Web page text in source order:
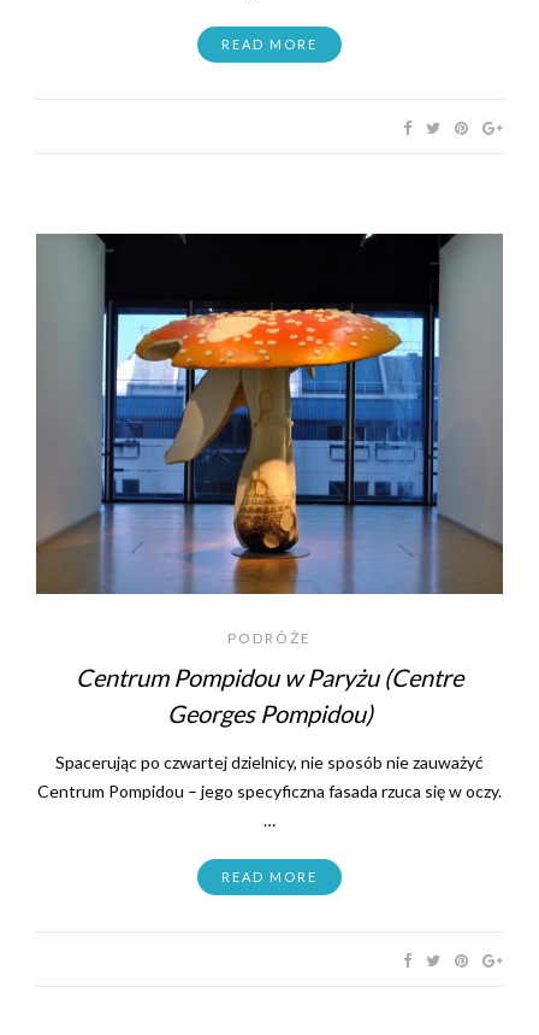
READ MORE
PODRÓŻE
Centrum Pompidou w Paryżu (Centre
Georges Pompidou)
Spacerując po czwartej dzielnicy, nie sposób nie zauważyć
Centrum Pompidou – jego specyficzna fasada rzuca się w oczy.
…
READ MORE